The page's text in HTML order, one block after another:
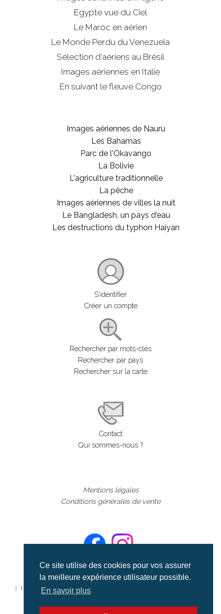
Ce site utilise des cookies pour vos assurer
la meilleure expérience utilisateur possible.
En savoir plus
Egypte vue du Ciel
Le Maroc en aérien
Le Monde Perdu du Venezuela
Sélection d'aériens au Brésil
Images aériennes en Italie
En suivant le fleuve Congo
Images aériennes de Nauru
Les Bahamas
Parc de l'Okavango
La Bolivie
L'agriculture traditionnelle
La pêche
Images aériennes de villes la nuit
Le Bangladesh, un pays d'eau
Les destructions du typhon Haiyan
S'identifier
Créer un compte
Rechercher par mots-clés
Rechercher par pays
Rechercher sur la carte
Contact
Qui sommes-nous ?
Mentions légales
Conditions générales de vente
©aerialcollection marque déposée 2024
| tous droits réservés | aerialcollection.fr banque d'images
aériennes et documentaires video et cinéma |